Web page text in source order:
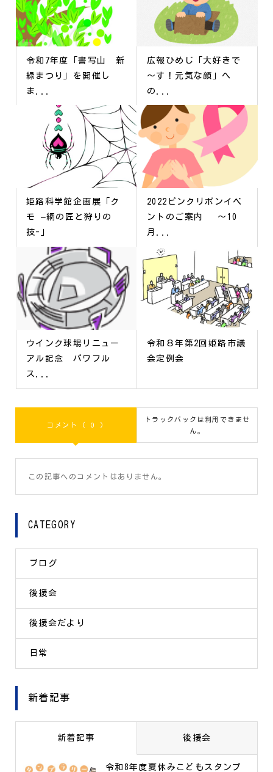
令和7年度「書写山 新
緑まつり」を開催し
ま...
広報ひめじ「大好きで
～す！元気な顔」へ
の...
姫路科学館企画展「ク
モ –網の匠と狩りの
技-」
2022ピンクリボンイベ
ントのご案内 ～10
月...
ウインク球場リニュー
アル記念 パワフル
ス...
令和８年第2回姫路市議
会定例会
コメント ( 0 )
トラックバックは利用できませ
ん。
この記事へのコメントはありません。
CATEGORY
ブログ
後援会
後援会だより
日常
新着記事
新着記事 後援会
令和8年度夏休みこどもスタンプ